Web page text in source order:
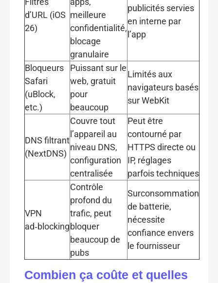
d’URL (iOS
26)
meilleure
confidentialité,
blocage
granulaire
publicités servies
en interne par
l’app
Bloqueurs
Safari
(uBlock,
etc.)
Puissant sur le
web, gratuit
pour
beaucoup
Limités aux
navigateurs basés
sur WebKit
DNS filtrant
(NextDNS)
Couvre tout
l’appareil au
niveau DNS,
configuration
centralisée
Peut être
contourné par
HTTPS directe ou
IP, réglages
parfois techniques
VPN
ad‑blocking
Contrôle
profond du
trafic, peut
bloquer
beaucoup de
pubs
Surconsommation
de batterie,
nécessite
confiance envers
le fournisseur
Combien ça coûte et quelles